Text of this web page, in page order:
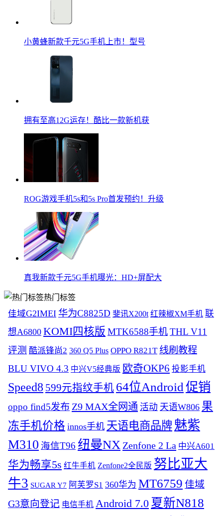
小黄蜂新款千元5G手机上市！型号
拥有至高12G运存！酷比一款新机获
ROG游戏手机5s和5s Pro首发预约！升级
真我新款千元5G手机曝光：HD+屏配大
热门标签
佳域G2IMEI 华为C8825D 斐讯X200t 红辣椒XM手机 联
想A6800 KOMI四核版 MTK6588手机THL V11
评测 酷派锋尚2 360 Q5 Plus OPPO R821T 线刷教程
BLU VIVO 4.3 中兴V5经典版 欧奇OKP6 投影手机
Speed8 599元指纹手机 64位Android促销
oppo find5发布 Z9 MAX全网通 活动 天语W806 果
冻手机价格 innos手机 天语电商品牌 魅紫
M310 海信T96 纽曼NX Zenfone 2 La 中兴A601
华为畅享5s 红牛手机 Zenfone2全民版 努比亚大
牛3 SUGAR Y7 阿芙罗S1 360华为 MT6759 佳域
G3意向登记 电信手机 Android 7.0 夏新N818